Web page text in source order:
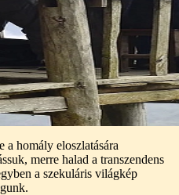
a homály eloszlatására
merre halad a transzendens
a szekuláris világkép